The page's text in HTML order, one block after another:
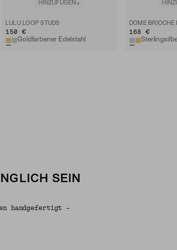
HINZUFÜGEN
LULU LOOP STUDS
150 €
Goldfarbener Edelstahl
168 €
SEIN
handgefertigt –